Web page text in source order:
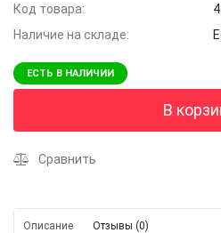
Код товара:
Наличие на складе:
ЕСТЬ В НАЛИЧИИ
В
Сравнить
Описание Отзывы (0)